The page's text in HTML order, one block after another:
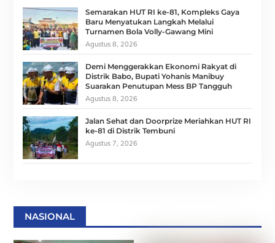
Semarakan HUT RI ke-81, Kompleks Gaya
Baru Menyatukan Langkah Melalui
Turnamen Bola Volly-Gawang Mini
Agustus 8, 2026
Demi Menggerakkan Ekonomi Rakyat di
Distrik Babo, Bupati Yohanis Manibuy
Suarakan Penutupan Mess BP Tangguh
Agustus 8, 2026
Jalan Sehat dan Doorprize Meriahkan HUT RI
ke-81 di Distrik Tembuni
Agustus 7, 2026
NASIONAL